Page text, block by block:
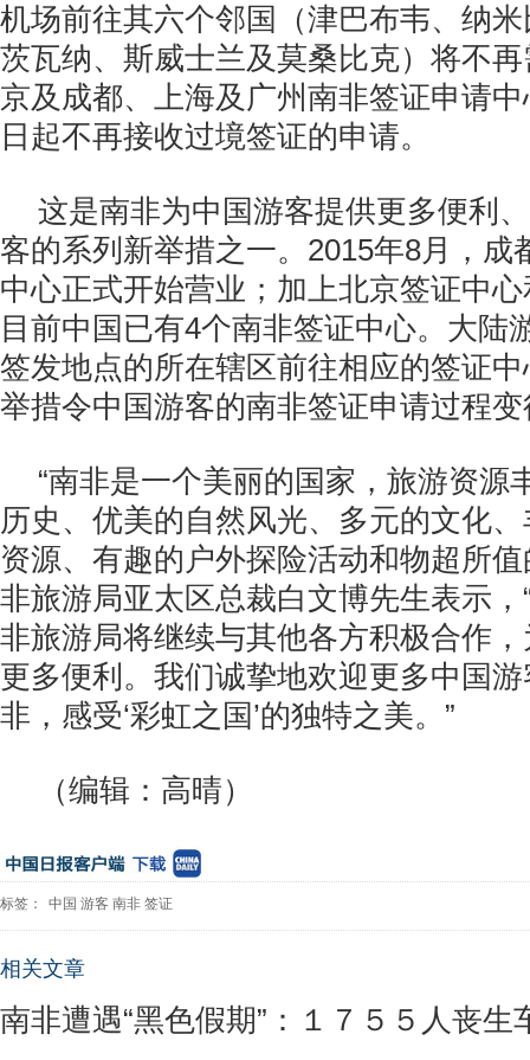
机场前往其六个邻国（津巴布韦、纳
茨瓦纳、斯威士兰及莫桑比克）将不
京及成都、上海及广州南非签证申请
日起不再接收过境签证的申请。
这是南非为中国游客提供更多便利
客的系列新举措之一。2015年8月，成
中心正式开始营业；加上北京签证中
目前中国已有4个南非签证中心。大陆
签发地点的所在辖区前往相应的签证
举措令中国游客的南非签证申请过程
“南非是一个美丽的国家，旅游资源
历史、优美的自然风光、多元的文化
资源、有趣的户外探险活动和物超所
非旅游局亚太区总裁白文博先生表示，
非旅游局将继续与其他各方积极合作
更多便利。我们诚挚地欢迎更多中国
非，感受‘彩虹之国’的独特之美。”
（编辑：高晴）
标签： 中国 游客 南非 签证
相关文章
南非遭遇“黑色假期”：１７５５人丧生